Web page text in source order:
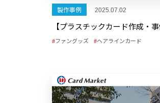
製作事例 2025.07.02
ファングッズ ヘアラインカード